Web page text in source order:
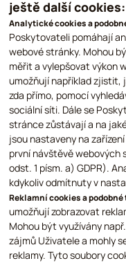
ještě další cookies:
Analytické cookies a
Poskytovateli pomáhají
webové stránky. Mohou
měřit a vylepšovat výkon
umožňují například zjistit,
zda přímo, pomocí
sociální síti. Dále se
stránce zůstávají a na
jsou nastaveny na
první návštěvě webových
odst. 1 písm. a) GDPR).
kdykoliv odmítnuty v
Reklamní cookies a
umožňují zobrazovat
Mohou být využívány
zájmů Uživatele a mohly
reklamy. Tyto soubory